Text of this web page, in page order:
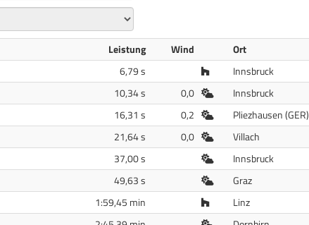
Leistung Wind Ort
6,79 s Halle Innsbruck
10,34 s 0,0 FreiluftInnsbruck
16,31 s 0,2 FreiluftPliezhausen (GER)
21,64 s 0,0 FreiluftVillach
37,00 s FreiluftInnsbruck
49,63 s FreiluftGraz
1:59,45 min Halle Linz